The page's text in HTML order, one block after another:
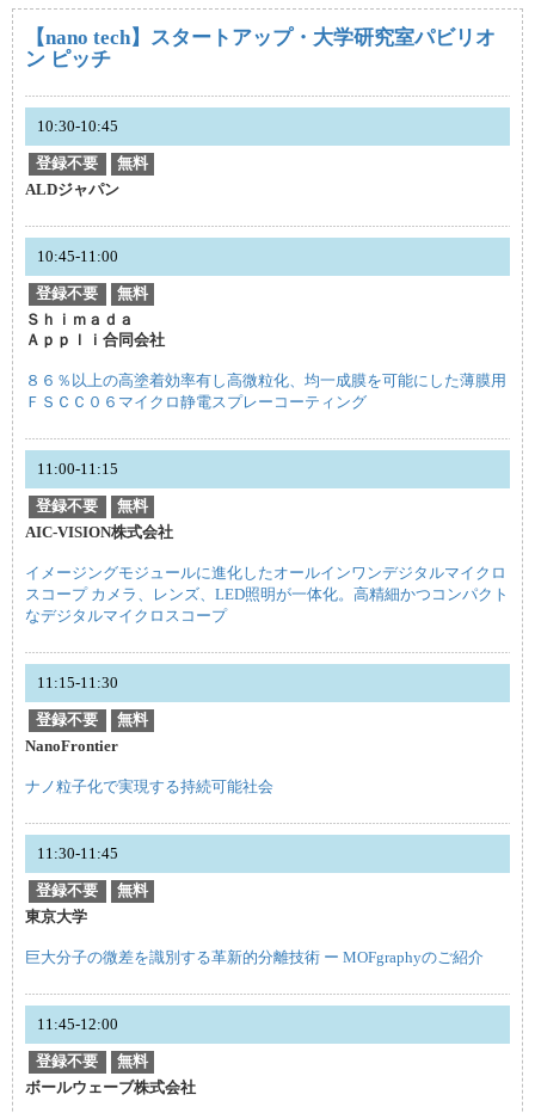
【nano tech】スタートアップ・大学研究室パビリオ
ン ピッチ
10:30-10:45
登録不要
無料
ALDジャパン
10:45-11:00
登録不要
無料
Ｓｈｉｍａｄａ
Ａｐｐｌｉ合同会社
８６％以上の高塗着効率有し高微粒化、均一成膜を可能にした薄膜用
ＦＳＣＣ０６マイクロ静電スプレーコーティング
11:00-11:15
登録不要
無料
AIC-VISION株式会社
イメージングモジュールに進化したオールインワンデジタルマイクロ
スコープ カメラ、レンズ、LED照明が一体化。高精細かつコンパクト
なデジタルマイクロスコープ
11:15-11:30
登録不要
無料
NanoFrontier
ナノ粒子化で実現する持続可能社会
11:30-11:45
登録不要
無料
東京大学
巨大分子の微差を識別する革新的分離技術 ー MOFgraphyのご紹介
11:45-12:00
登録不要
無料
ボールウェーブ株式会社